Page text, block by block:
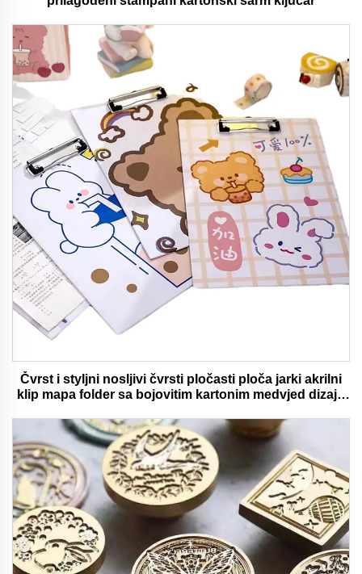
Čvrst i styljni nosljivi čvrsti pločasti ploča jarki akrilni
klip mapa folder sa bojovitim kartonim medvjed dizajn